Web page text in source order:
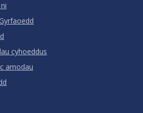
cyhoeddus
amodau